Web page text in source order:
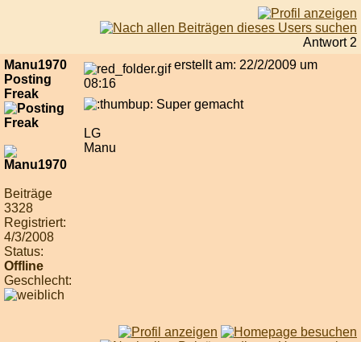
Antwort 2
Manu1970
Posting
Freak
Beiträge
3328
Registriert:
4/3/2008
Status:
Offline
Geschlecht:
erstellt am: 22/2/2009 um
08:16
Super gemacht
LG
Manu